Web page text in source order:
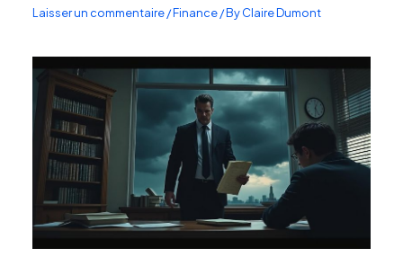
Laisser un commentaire/Finance/ ByClaire Dumont